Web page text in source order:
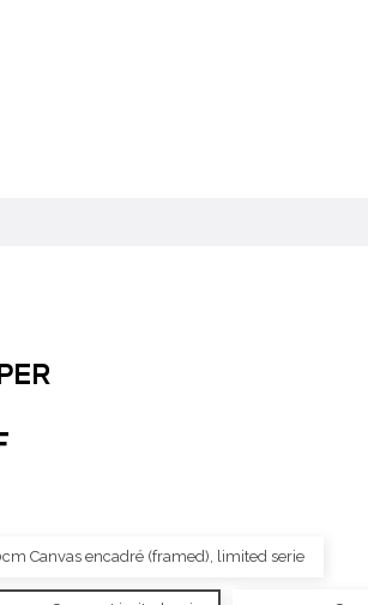
Canvas encadré (framed), limited serie